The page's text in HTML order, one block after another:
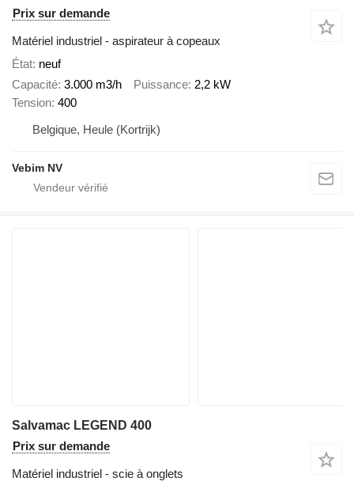
Prix sur demande
Matériel industriel - aspirateur à copeaux
État neuf
Capacité 3.000 m3/h Puissance 2,2 kW
Tension 400
Belgique, Heule (Kortrijk)
Vebim NV
Salvamac LEGEND 400
Prix sur demande
Matériel industriel - scie à onglets